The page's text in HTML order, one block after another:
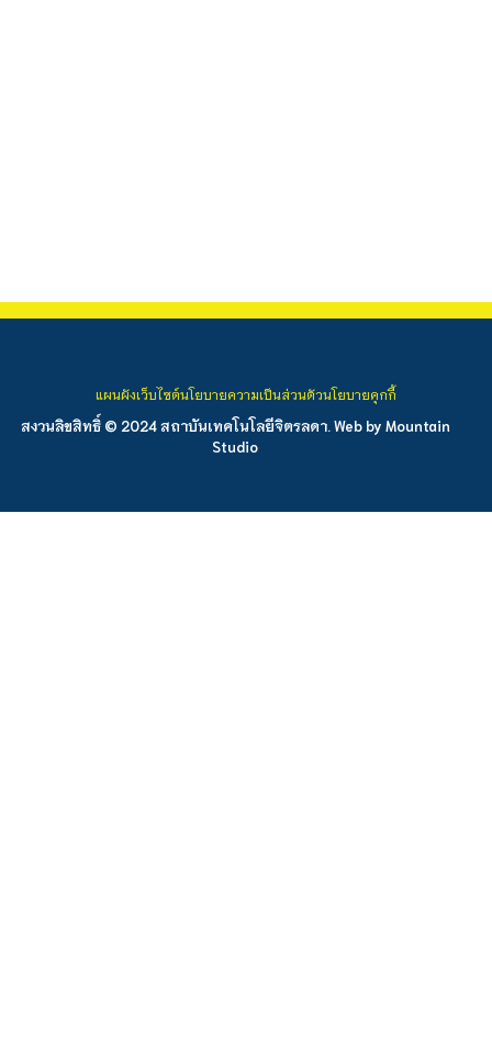
สงวนลิขสิทธิ์ © 2024 สถาบันเทคโนโลยีจิตรลดา. Web by Mountain
Studio
แผนผังเว็บไซต์นโยบายความเป็นส่วนตัวนโยบายคุกกี้